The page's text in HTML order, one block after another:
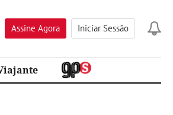
Assine Agora Iniciar Sessão